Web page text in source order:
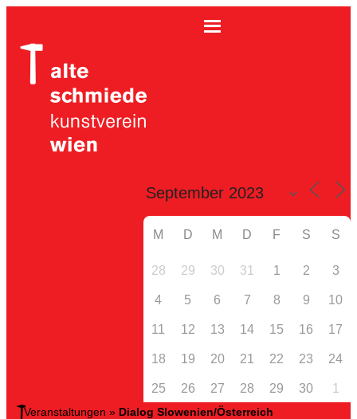
M D M D F S S
28 29 30 31 1 2 3
4 5 6 7 8 9 10
11 12 13 14 15 16 17
18 19 20 21 22 23 24
25 26 27 28 29 30 1
Veranstaltungen » Dialog Slowenien/Österreich